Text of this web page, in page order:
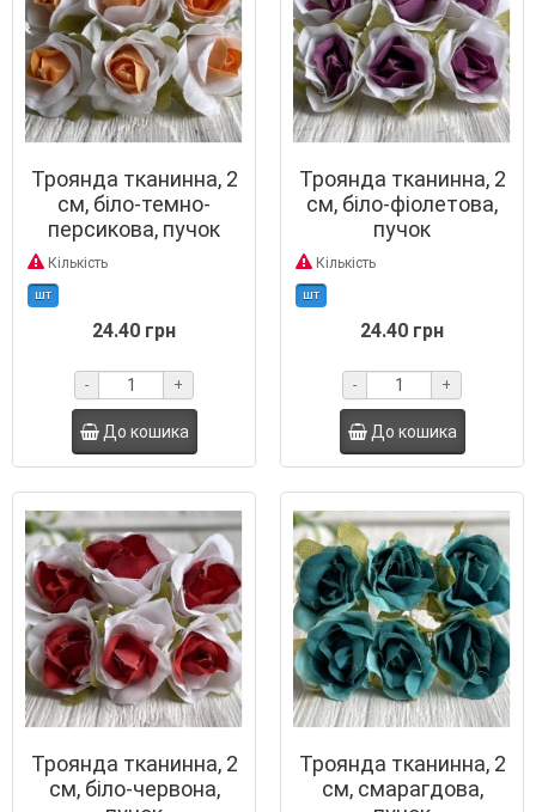
Троянда тканинна, 2
см, біло-темно-
персикова, пучок
Кількість
шт
24.40 грн
- +
До кошика
Троянда тканинна, 2
см, біло-фіолетова,
пучок
Кількість
шт
24.40 грн
- +
До кошика
Троянда тканинна, 2
см, біло-червона,
Троянда тканинна, 2
см, смарагдова,